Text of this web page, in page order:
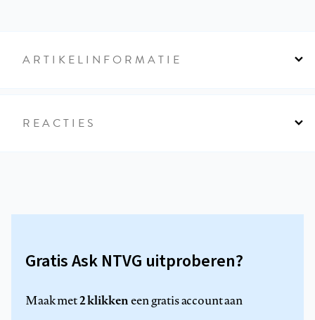
ARTIKELINFORMATIE
REACTIES
Gratis Ask NTVG uitproberen?
Maak met2 klikkeneen gratis account aan